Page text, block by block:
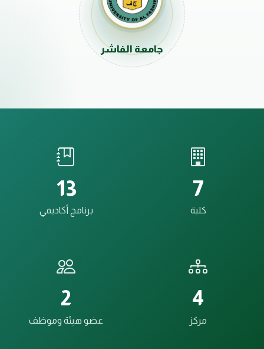
جامعة الفاشر
7
كلية
13
برنامج أكاديمي
4
مركز
2
عضو هيئة وموظف